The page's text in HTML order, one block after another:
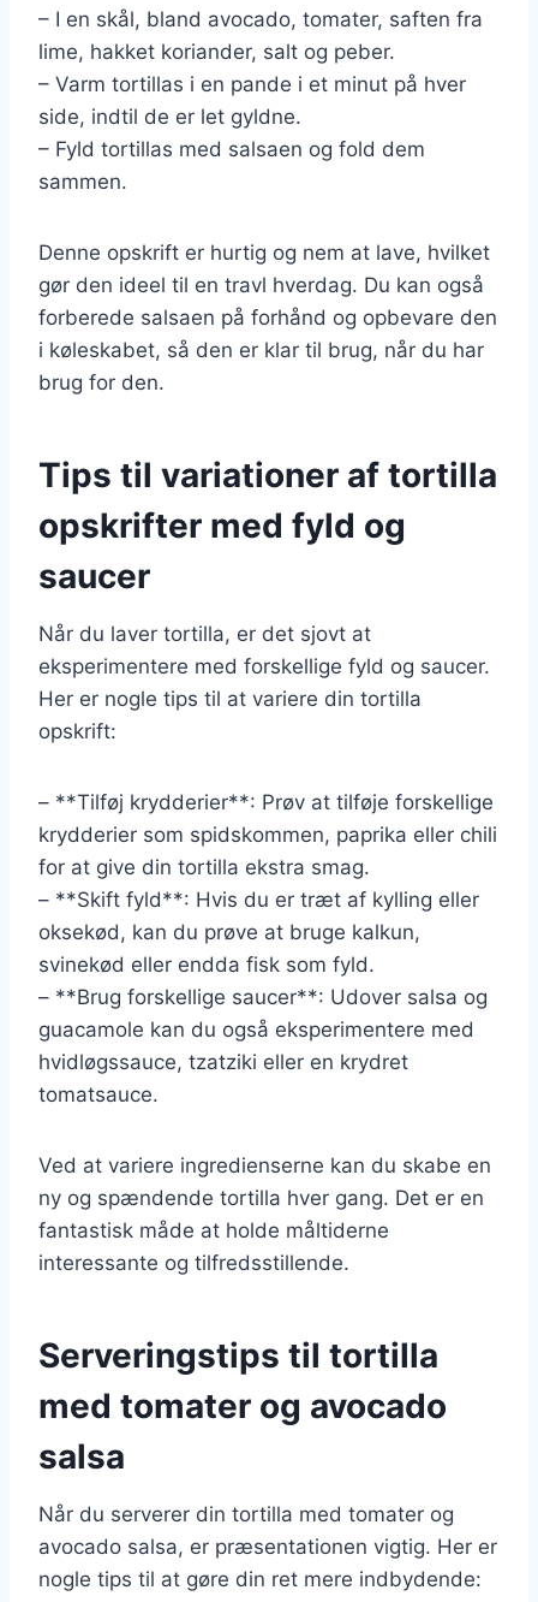
– I en skål, bland avocado, tomater, saften fra
lime, hakket koriander, salt og peber.
– Varm tortillas i en pande i et minut på hver
side, indtil de er let gyldne.
– Fyld tortillas med salsaen og fold dem
sammen.
Denne opskrift er hurtig og nem at lave, hvilket
gør den ideel til en travl hverdag. Du kan også
forberede salsaen på forhånd og opbevare den
i køleskabet, så den er klar til brug, når du har
brug for den.
Tips til variationer af tortilla
opskrifter med fyld og
saucer
Når du laver tortilla, er det sjovt at
eksperimentere med forskellige fyld og saucer.
Her er nogle tips til at variere din tortilla
opskrift:
– **Tilføj krydderier**: Prøv at tilføje forskellige
krydderier som spidskommen, paprika eller chili
for at give din tortilla ekstra smag.
– **Skift fyld**: Hvis du er træt af kylling eller
oksekød, kan du prøve at bruge kalkun,
svinekød eller endda fisk som fyld.
– **Brug forskellige saucer**: Udover salsa og
guacamole kan du også eksperimentere med
hvidløgssauce, tzatziki eller en krydret
tomatsauce.
Ved at variere ingredienserne kan du skabe en
ny og spændende tortilla hver gang. Det er en
fantastisk måde at holde måltiderne
interessante og tilfredsstillende.
Serveringstips til tortilla
med tomater og avocado
salsa
Når du serverer din tortilla med tomater og
avocado salsa, er præsentationen vigtig. Her er
nogle tips til at gøre din ret mere indbydende: